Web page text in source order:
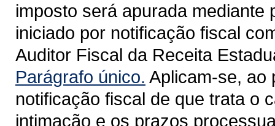
imposto será apurada
iniciado por notificação fiscal
Auditor Fiscal da Receita
Parágrafo único. Aplicam-se, ao
notificação fiscal de que trata o
intimação e os prazos